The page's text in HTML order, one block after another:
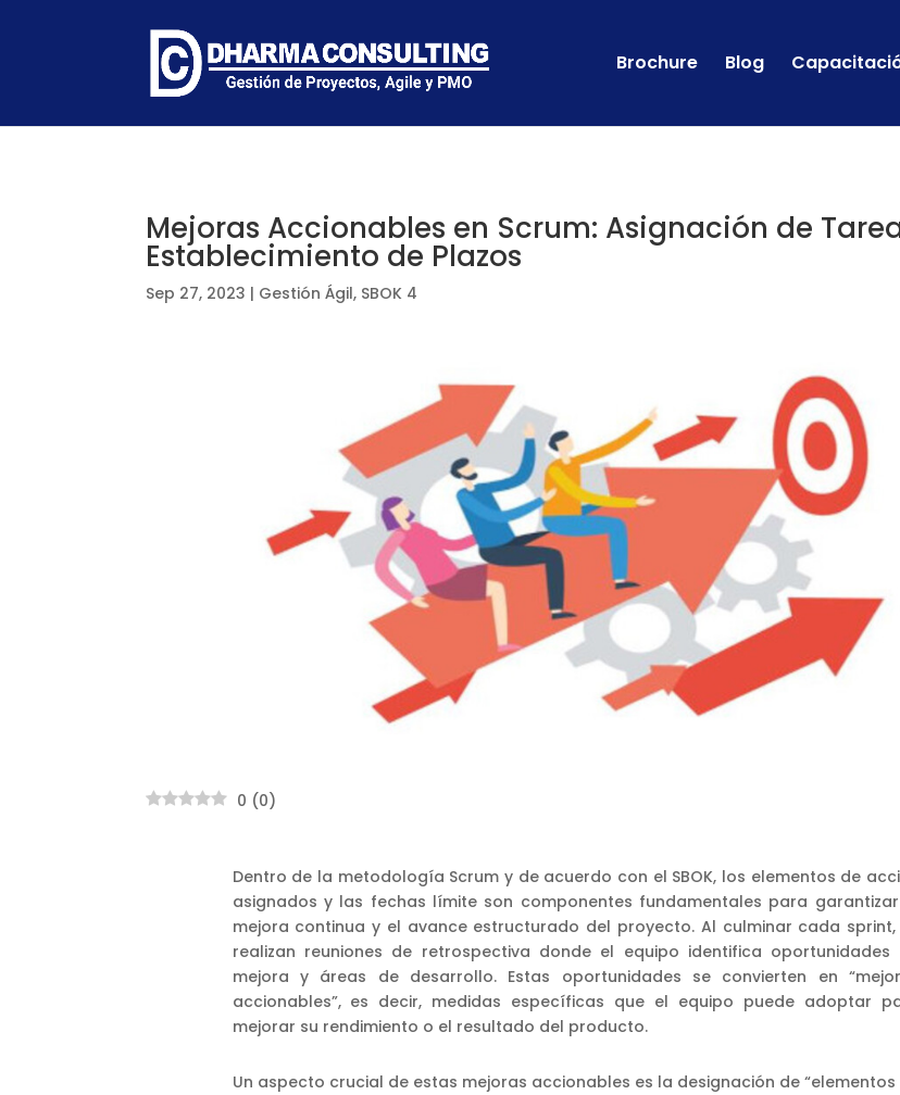
Brochure Blog
Mejoras Accionables en Scrum: Asignación de
Establecimiento de Plazos
Sep 27, 2023 | Gestión Ágil, SBOK 4
0 (0)
Dentro de la metodología Scrum y de acuerdo con el SBOK, los elementos de
asignados y las fechas límite son componentes fundamentales para
mejora continua y el avance estructurado del proyecto. Al culminar cada sprint,
realizan reuniones de retrospectiva donde el equipo identifica oportunidades
mejora y áreas de desarrollo. Estas oportunidades se convierten en
accionables”, es decir, medidas específicas que el equipo puede adoptar
mejorar su rendimiento o el resultado del producto.
Un aspecto crucial de estas mejoras accionables es la designación de “elementos